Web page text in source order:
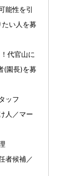
能性を引
たい人を募
代官山に
(園長)を募
ッフ
人／マー
者候補／